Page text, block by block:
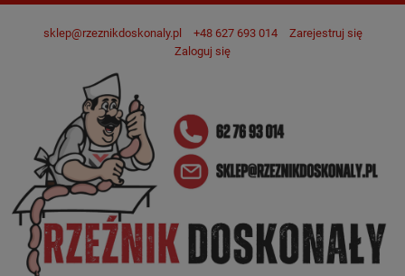
sklep@rzeznikdoskonaly.pl +48 627 693 014
Zarejestruj się
Zaloguj się